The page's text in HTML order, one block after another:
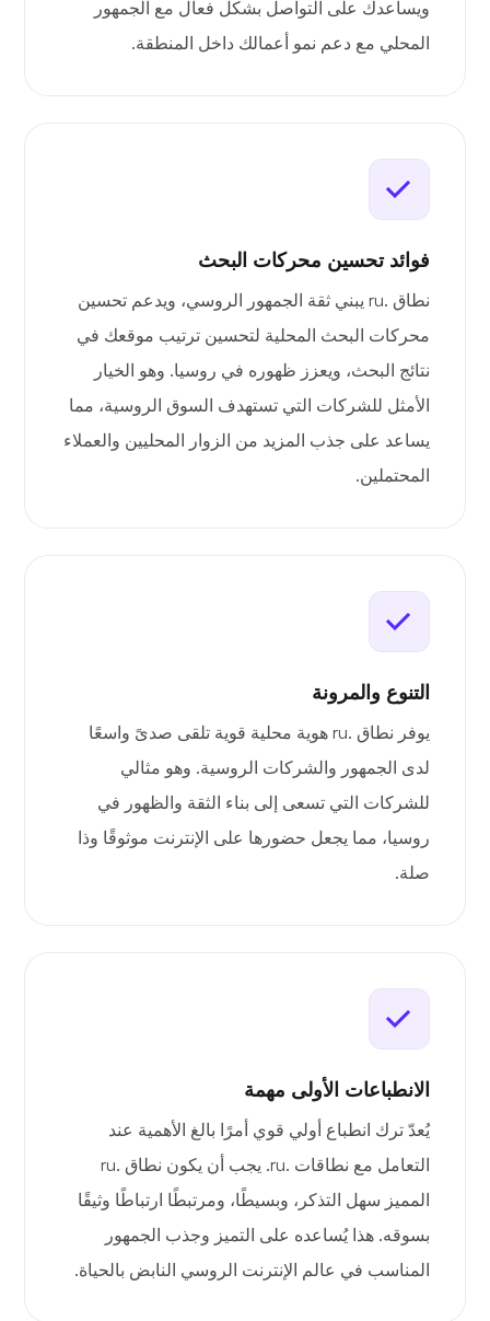
ويساعدك على التواصل بشكل فعال مع الجمهور
المحلي مع دعم نمو أعمالك داخل المنطقة.
فوائد تحسين محركات البحث
نطاق .ru يبني ثقة الجمهور الروسي، ويدعم تحسين
محركات البحث المحلية لتحسين ترتيب موقعك في
نتائج البحث، ويعزز ظهوره في روسيا. وهو الخيار
الأمثل للشركات التي تستهدف السوق الروسية، مما
يساعد على جذب المزيد من الزوار المحليين والعملاء
المحتملين.
التنوع والمرونة
يوفر نطاق .ru هوية محلية قوية تلقى صدىً واسعًا
لدى الجمهور والشركات الروسية. وهو مثالي
للشركات التي تسعى إلى بناء الثقة والظهور في
روسيا، مما يجعل حضورها على الإنترنت موثوقًا وذا
صلة.
الانطباعات الأولى مهمة
يُعدّ ترك انطباع أولي قوي أمرًا بالغ الأهمية عند
التعامل مع نطاقات .ru. يجب أن يكون نطاق .ru
المميز سهل التذكر، وبسيطًا، ومرتبطًا ارتباطًا وثيقًا
بسوقه. هذا يُساعده على التميز وجذب الجمهور
المناسب في عالم الإنترنت الروسي النابض بالحياة.